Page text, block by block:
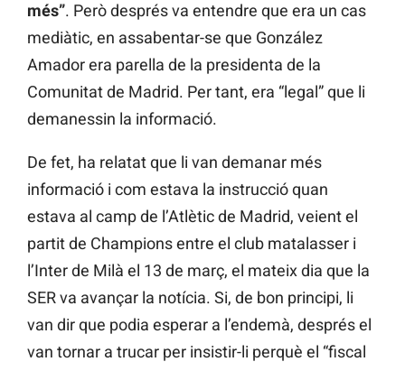
més”. Però després va entendre que era un cas
mediàtic, en assabentar-se que González
Amador era parella de la presidenta de la
Comunitat de Madrid. Per tant, era “legal” que li
demanessin la informació.
De fet, ha relatat que li van demanar més
informació i com estava la instrucció quan
estava al camp de l’Atlètic de Madrid, veient el
partit de Champions entre el club matalasser i
l’Inter de Milà el 13 de març, el mateix dia que la
SER va avançar la notícia. Si, de bon principi, li
van dir que podia esperar a l’endemà, després el
van tornar a trucar per insistir-li perquè el “fiscal